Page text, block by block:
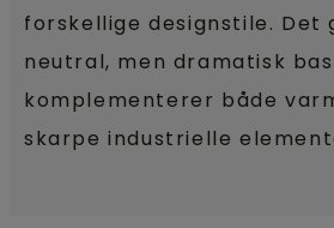
forskellige designstile. Det
neutral, men dramatisk
komplementerer både
skarpe industrielle